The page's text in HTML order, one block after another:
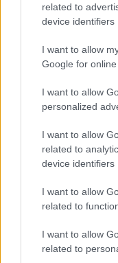
related to
device identifiers
I want to allow
Google for
I want to allow
personalized
I want to allow
related to
device identifiers
I want to allow
related to
I want to allow
related to
ΔΕΝ
Παίρνετε Mock
εξέτασης)
Μαθαίνετε τον
ηλεκτρονικό τεστ
Δίνετε όποτε
Εύκολη Εξ
Αγγλικών στα